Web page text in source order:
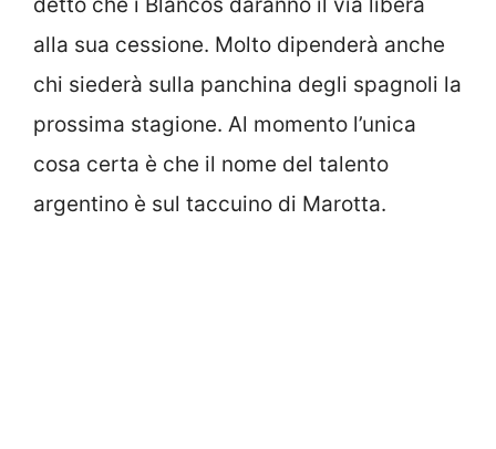
detto che i Blancos daranno il via libera
alla sua cessione. Molto dipenderà anche
chi siederà sulla panchina degli spagnoli la
prossima stagione. Al momento l’unica
cosa certa è che il nome del talento
argentino è sul taccuino di Marotta.